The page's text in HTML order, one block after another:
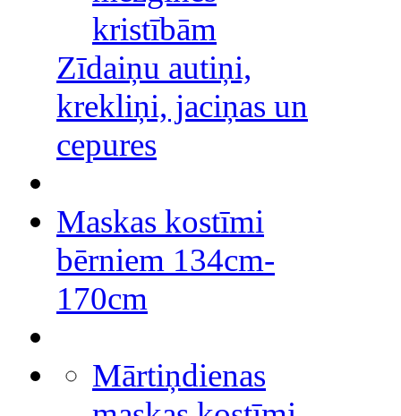
kristībām
Zīdaiņu autiņi,
krekliņi, jaciņas un
cepures
Maskas kostīmi
bērniem 134cm-
170cm
Mārtiņdienas